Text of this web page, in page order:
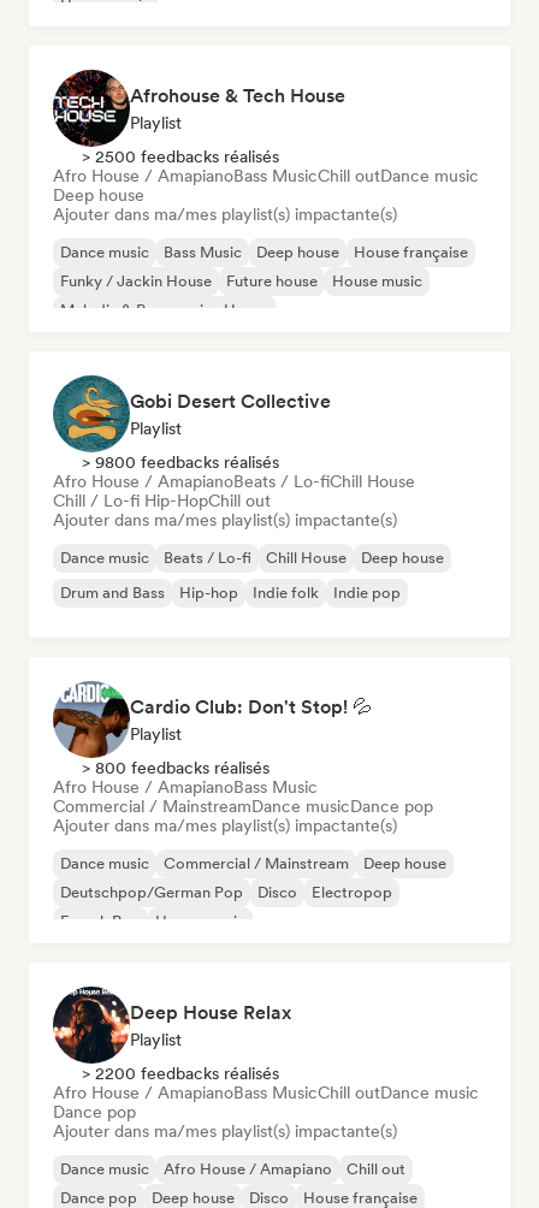
House music
Afrohouse & Tech House
Playlist
> 2500 feedbacks réalisés
Afro House / AmapianoBass MusicChill outDance music
Deep house
Ajouter dans ma/mes playlist(s) impactante(s)
Dance music Bass Music Deep house
House française
Funky / Jackin House
Future house
House music
Melodic & Progressive House
Gobi Desert Collective
Playlist
> 9800 feedbacks réalisés
Afro House / AmapianoBeats / Lo-fiChill House
Chill / Lo-fi Hip-HopChill out
Ajouter dans ma/mes playlist(s) impactante(s)
Dance music Beats / Lo-fi Chill House
Deep house
Drum and Bass
Hip-hop Indie folk Indie pop
Cardio Club: Don't Stop! 💦
Playlist
> 800 feedbacks réalisés
Afro House / AmapianoBass Music
Commercial / MainstreamDance musicDance pop
Ajouter dans ma/mes playlist(s) impactante(s)
Dance music Commercial / Mainstream
Deep house
Deutschpop/German Pop
Disco
Electropop
French Pop
House music
Deep House Relax
Playlist
> 2200 feedbacks réalisés
Afro House / AmapianoBass MusicChill outDance music
Dance pop
Ajouter dans ma/mes playlist(s) impactante(s)
Dance music Afro House / Amapiano
Chill out
Dance pop
Deep house Disco
House française